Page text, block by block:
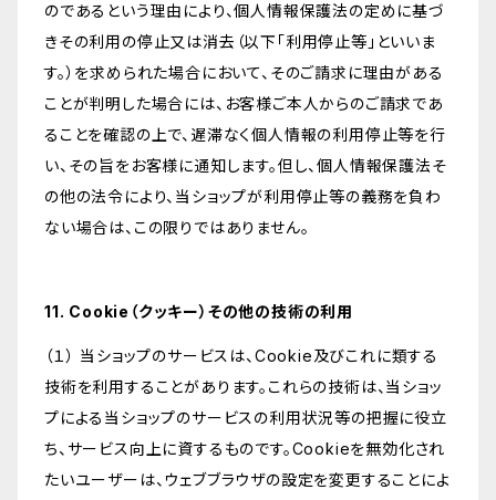
のであるという理由により、個人情報保護法の定めに基づ
きその利用の停止又は消去（以下「利用停止等」といいま
す。）を求められた場合において、そのご請求に理由がある
ことが判明した場合には、お客様ご本人からのご請求であ
ることを確認の上で、遅滞なく個人情報の利用停止等を行
い、その旨をお客様に通知します。但し、個人情報保護法そ
の他の法令により、当ショップが利用停止等の義務を負わ
ない場合は、この限りではありません。
11. Cookie（クッキー）その他の技術の利用
（１） 当ショップのサービスは、Cookie及びこれに類する
技術を利用することがあります。これらの技術は、当ショッ
プによる当ショップのサービスの利用状況等の把握に役立
ち、サービス向上に資するものです。Cookieを無効化され
たいユーザーは、ウェブブラウザの設定を変更することによ